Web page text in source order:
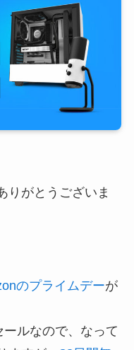
りがとうございま
のプライムデーが
ルなので、なって